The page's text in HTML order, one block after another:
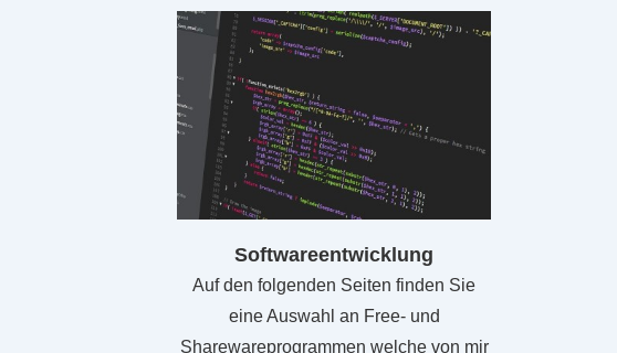
Softwareentwicklung
Auf den folgenden Seiten finden Sie
eine Auswahl an Free- und
Sharewareprogrammen welche von mir